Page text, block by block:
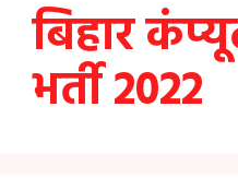
बिहार
भर्ती 2022